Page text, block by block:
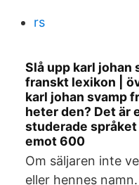
rs
Slå upp karl johan
franskt lexikon |
karl johan svamp
heter den? Det är
studerade
emot 600
Om säljaren inte
eller hennes